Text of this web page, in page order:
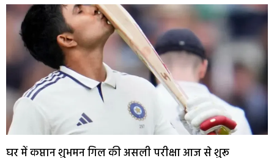
घर में कप्तान शुभमन गिल की असली परीक्षा आज से शुरू